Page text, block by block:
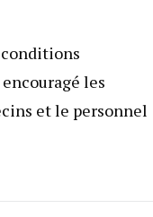
conditions
les
et le personnel